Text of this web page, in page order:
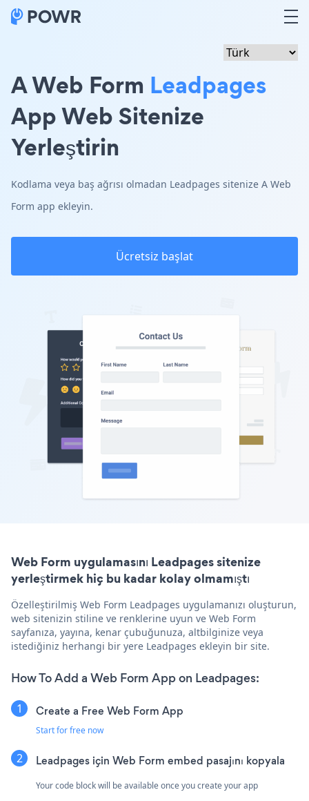
A Web Form Leadpages
App Web Sitenize
Yerleştirin
Kodlama veya baş ağrısı olmadan Leadpages sitenize A Web
Form app ekleyin.
Ücretsiz başlat
Web Form uygulamasını Leadpages sitenize
yerleştirmek hiç bu kadar kolay olmamıştı
Özelleştirilmiş Web Form Leadpages uygulamanızı oluşturun,
web sitenizin stiline ve renklerine uyun ve Web Form
sayfanıza, yayına, kenar çubuğunuza, altbilginize veya
istediğiniz herhangi bir yere Leadpages ekleyin bir site.
How To Add a Web Form App on Leadpages:
Create a Free Web Form App
Start for free now
Leadpages için Web Form embed pasajını kopyala
Your code block will be available once you create your app